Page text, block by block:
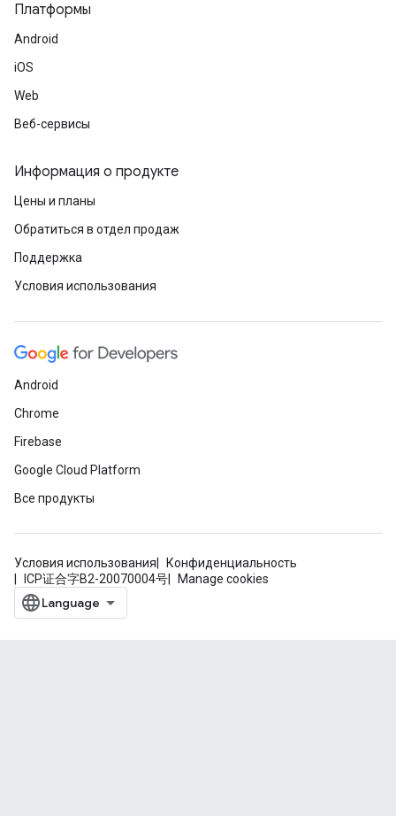
Платформы
Android
iOS
Web
Веб-сервисы
Информация о продукте
Цены и планы
Обратиться в отдел продаж
Поддержка
Условия использования
Android
Chrome
Firebase
Google Cloud Platform
Все продукты
Условия использования
Конфиденциальность
ICP证合字B2-20070004号
Manage cookies